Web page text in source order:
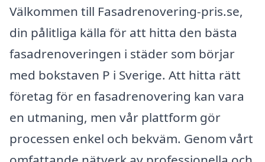
Välkommen till Fasadrenovering-pris.se,
din pålitliga källa för att hitta den bästa
fasadrenoveringen i städer som börjar
med bokstaven P i Sverige. Att hitta rätt
företag för en fasadrenovering kan vara
en utmaning, men vår plattform gör
processen enkel och bekväm. Genom vårt